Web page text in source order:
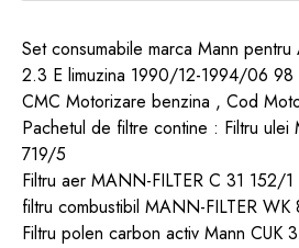
Set consumabile marca Mann
2.3 E limuzina 1990/12-1994/06
CMC Motorizare benzina , Cod
Pachetul de filtre contine : Filtru ulei
719/5
Filtru aer MANN-FILTER C 31 152/1
filtru combustibil MANN-FILTER WK
Filtru polen carbon activ Mann CUK